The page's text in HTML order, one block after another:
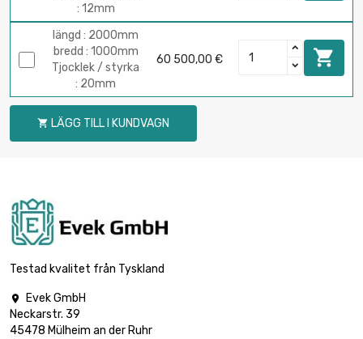
: 12mm
längd : 2000mm
bredd : 1000mm
Tjocklek / styrka
: 20mm
60 500,00 € 
 LÄGG TILL I KUNDVAGN
Testad kvalitet från Tyskland

Evek GmbH
Neckarstr. 39
45478 Mülheim an der Ruhr